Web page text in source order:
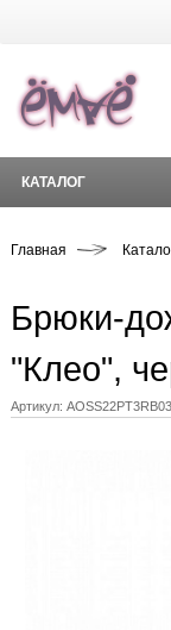
КАТАЛОГ
Главная
Брюки-
"Клео",
Артикул: AOSS22PT3RB03